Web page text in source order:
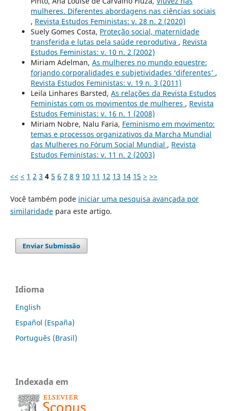
mulheres. Diferentes abordagens nas ciências sociais
, Revista Estudos Feministas: v. 28 n. 2 (2020)
Suely Gomes Costa, Proteção social, maternidade
transferida e lutas pela saúde reprodutiva , Revista
Estudos Feministas: v. 10 n. 2 (2002)
Miriam Adelman, As mulheres no mundo equestre:
forjando corporalidades e subjetividades ‘diferentes’ ,
Revista Estudos Feministas: v. 19 n. 3 (2011)
Leila Linhares Barsted, As relações da Revista Estudos
Feministas com os movimentos de mulheres , Revista
Estudos Feministas: v. 16 n. 1 (2008)
Miriam Nobre, Nalu Faria, Feminismo em movimento:
temas e processos organizativos da Marcha Mundial
das Mulheres no Fórum Social Mundial , Revista
Estudos Feministas: v. 11 n. 2 (2003)
<< < 1 2 3 4 5 6 7 8 9 10 11 12 13 14 15 > >>
Você também pode iniciar uma pesquisa avançada por
similaridadepara este artigo.
Enviar Submissão
Idioma
English
Español (España)
Português (Brasil)
Indexada em